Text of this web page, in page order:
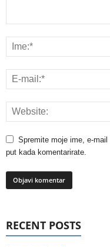
Spremite moje ime, e-
put kada komentarirate.
RECENT POSTS